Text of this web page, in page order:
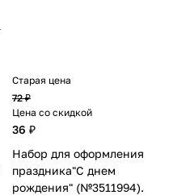
Старая цена
72 ₽
Цена со скидкой
36 ₽
Набор для оформления
праздника"С днем
рождения" (№3511994).